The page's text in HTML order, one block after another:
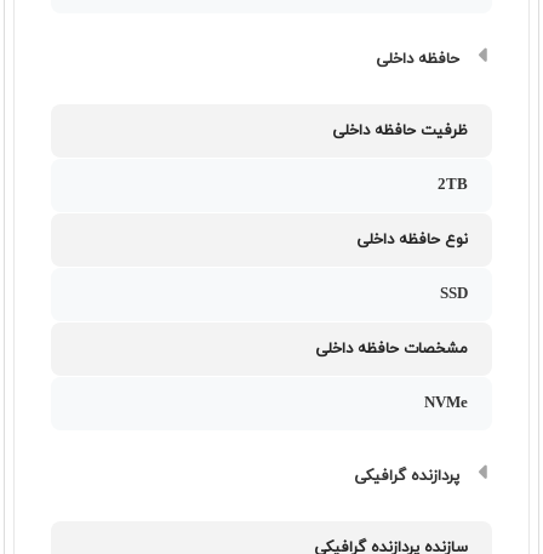
حافظه داخلی
ظرفیت حافظه داخلی
2TB
نوع حافظه داخلی
SSD
مشخصات حافظه داخلی
NVMe
پردازنده گرافیکی
سازنده پردازنده گرافیکی